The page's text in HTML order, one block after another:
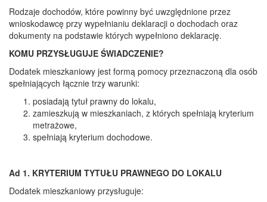
Rodzaje dochodów, które powinny być uwzględnione przez
wnioskodawcę przy wypełnianiu deklaracji o dochodach oraz
dokumenty na podstawie których wypełniono deklarację.
KOMU PRZYSŁUGUJE ŚWIADCZENIE?
Dodatek mieszkaniowy jest formą pomocy przeznaczoną dla osób
spełniających łącznie trzy warunki:
posiadają tytuł prawny do lokalu,
zamieszkują w mieszkaniach, z których spełniają kryterium
metrażowe,
spełniają kryterium dochodowe.
Ad 1. KRYTERIUM TYTUŁU PRAWNEGO DO LOKALU
Dodatek mieszkaniowy przysługuje: